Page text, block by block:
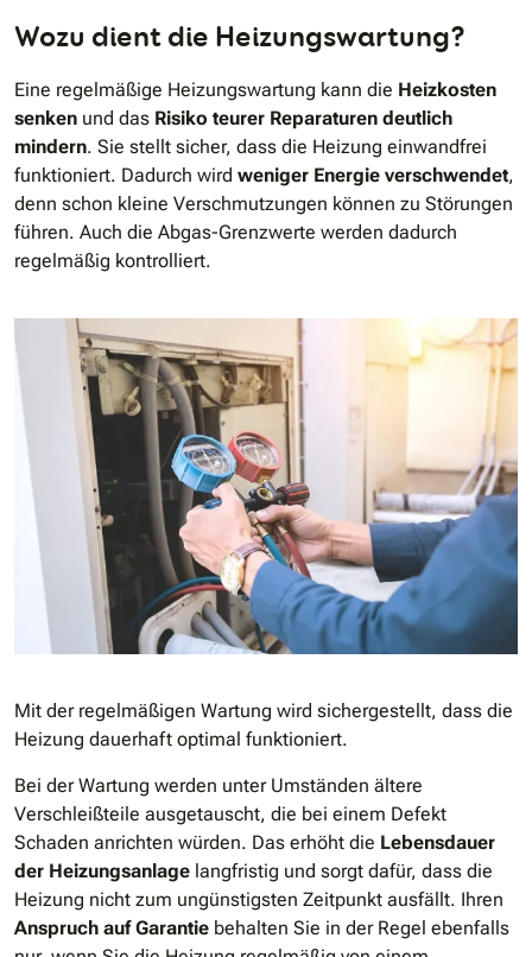
Wozu dient die Heizungswartung?
Eine regelmäßige Heizungswartung kann die Heizkosten
senken und das Risiko teurer Reparaturen deutlich
mindern. Sie stellt sicher, dass die Heizung einwandfrei
funktioniert. Dadurch wird weniger Energie verschwendet,
denn schon kleine Verschmutzungen können zu Störungen
führen. Auch die Abgas-Grenzwerte werden dadurch
regelmäßig kontrolliert.
Mit der regelmäßigen Wartung wird sichergestellt, dass die
Heizung dauerhaft optimal funktioniert.
Bei der Wartung werden unter Umständen ältere
Verschleißteile ausgetauscht, die bei einem Defekt
Schaden anrichten würden. Das erhöht die Lebensdauer
der Heizungsanlage langfristig und sorgt dafür, dass die
Heizung nicht zum ungünstigsten Zeitpunkt ausfällt. Ihren
Anspruch auf Garantie behalten Sie in der Regel ebenfalls